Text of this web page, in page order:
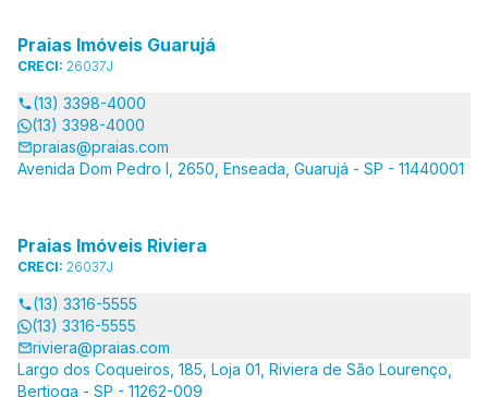
Praias Imóveis Guarujá
CRECI: 26037J
(13) 3398-4000
(13) 3398-4000
praias@praias.com
Avenida Dom Pedro I, 2650, Enseada, Guarujá - SP - 11440001
Praias Imóveis Riviera
CRECI: 26037J
(13) 3316-5555
(13) 3316-5555
riviera@praias.com
Largo dos Coqueiros, 185, Loja 01, Riviera de São Lourenço,
Bertioga - SP - 11262-009